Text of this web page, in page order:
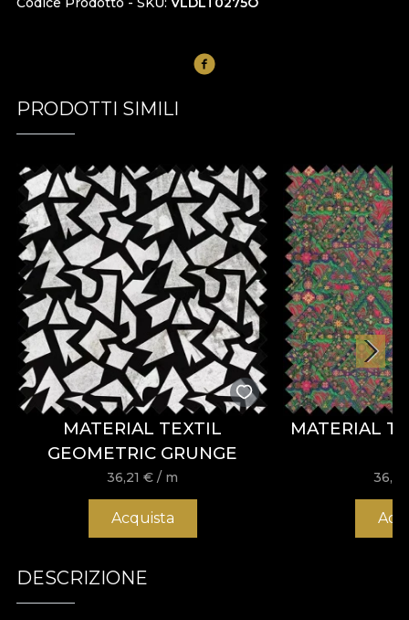
PRODOTTI SIMILI
MATERIAL TEXTIL
GEOMETRIC GRUNGE
36,21€ / m
Acquista
MATERIAL
DESCRIZIONE